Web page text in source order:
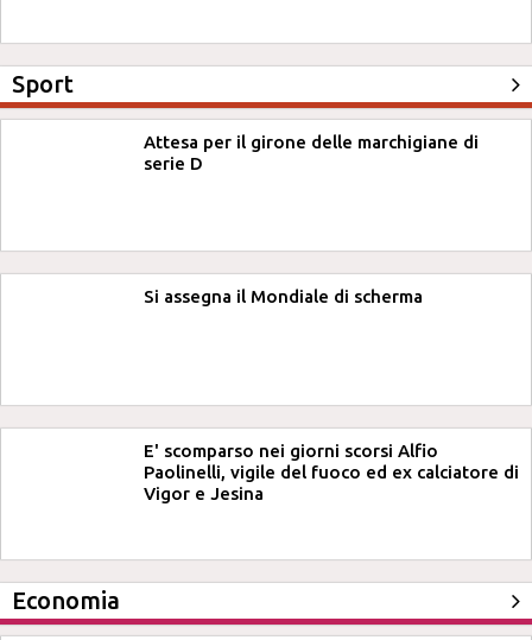
Sport
Attesa per il girone delle marchigiane di
serie D
Si assegna il Mondiale di scherma
E' scomparso nei giorni scorsi Alfio
Paolinelli, vigile del fuoco ed ex calciatore di
Vigor e Jesina
Economia